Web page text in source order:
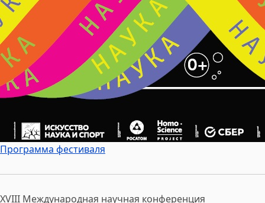
Программа фестиваля
XVIII Международная научная конференция